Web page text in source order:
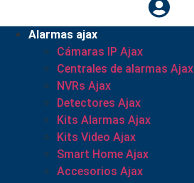
Alarmas ajax
Cámaras IP Ajax
Centrales de alarmas Ajax
NVRs Ajax
Detectores Ajax
Kits Alarmas Ajax
Kits Video Ajax
Smart Home Ajax
Accesorios Ajax